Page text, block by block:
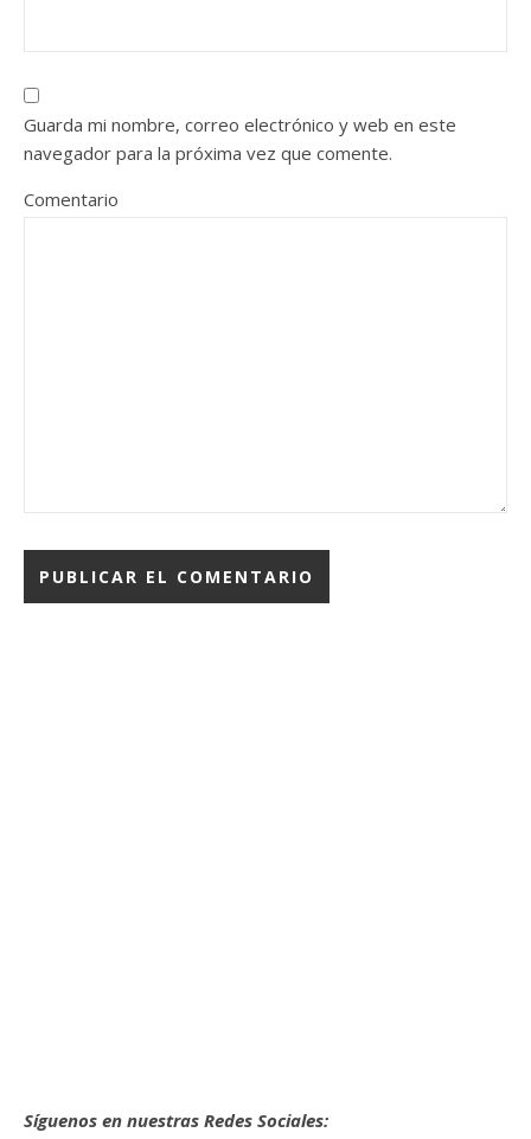
Guarda mi nombre, correo electrónico y web en este
navegador para la próxima vez que comente.
Comentario
Síguenos en nuestras Redes Sociales: